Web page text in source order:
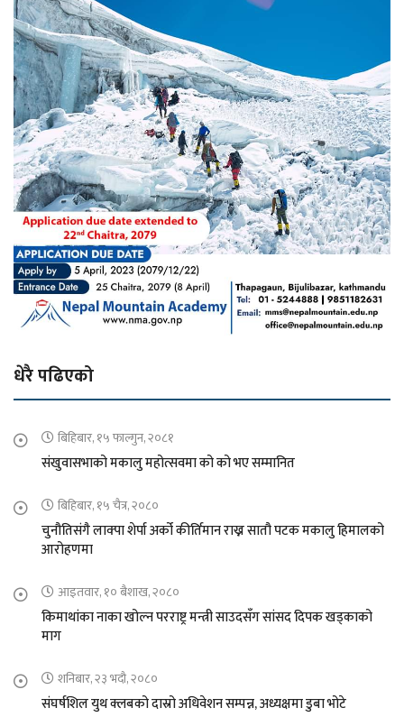
धेरै पढिएको
बिहिबार, १५ फाल्गुन, २०८१
संखुवासभाको मकालु महोत्सवमा को को भए सम्मानित
बिहिबार, १५ चैत्र, २०८०
चुनौतिसंगै लाक्पा शेर्पा अर्को कीर्तिमान राख्न सातौ पटक मकालु हिमालको
आरोहणमा
आइतवार, १० बैशाख, २०८०
किमाथांका नाका खोल्न परराष्ट्र मन्त्री साउदसँग सांसद दिपक खड्काको
माग
शनिबार, २३ भदौ, २०८०
संघर्षशिल युथ क्लबको दास्रो अधिवेशन सम्पन्न, अध्यक्षमा डुबा भोटे